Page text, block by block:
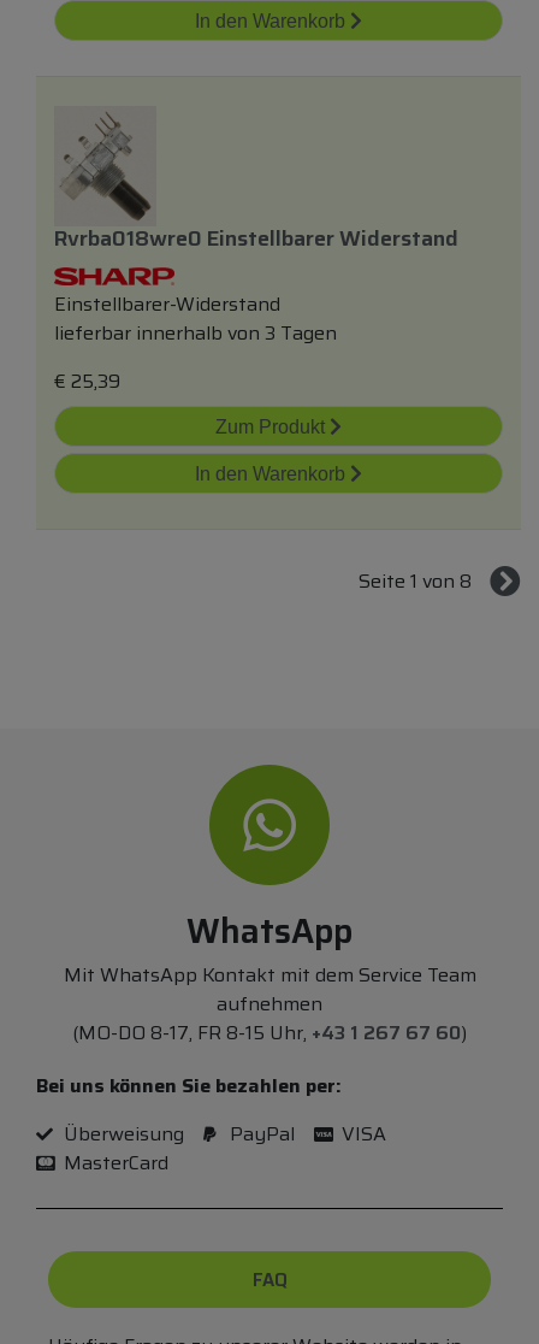
In den Warenkorb
Rvrba018wre0 Einstellbarer Widerstand
Einstellbarer-Widerstand
lieferbar innerhalb von 3 Tagen
€ 25,39
Zum Produkt
In den Warenkorb
Seite 1 von 8
WhatsApp
Mit WhatsApp Kontakt mit dem Service Team
aufnehmen
(MO-DO 8-17, FR 8-15 Uhr, +43 1 267 67 60)
Bei uns können Sie bezahlen per:
Überweisung
PayPal
VISA
MasterCard
FAQ